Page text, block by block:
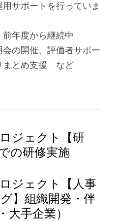
サポートを行っていま
前年度から継続中
会の開催、評価者サポー
まとめ支援　など
ジェクト【研
の研修実施
ジェクト【人事
】組織開発・伴
大手企業）